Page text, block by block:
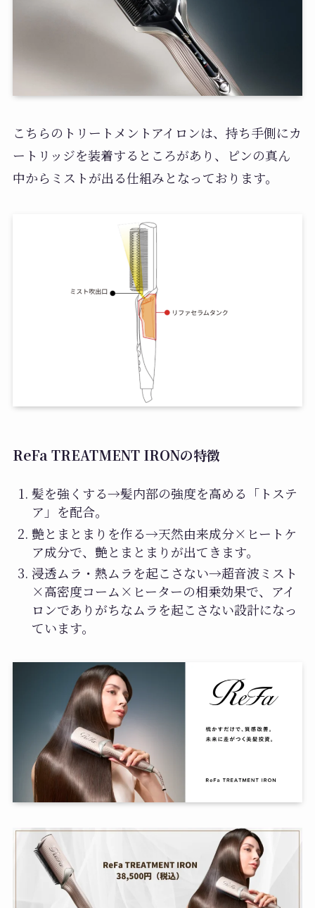
こちらのトリートメントアイロンは、持ち手側にカ
ートリッジを装着するところがあり、ピンの真ん
中からミストが出る仕組みとなっております。
ReFa TREATMENT IRONの特徴
髪を強くする→髪内部の強度を高める「トステ
ア」を配合。
艶とまとまりを作る→天然由来成分×ヒートケ
ア成分で、艶とまとまりが出てきます。
浸透ムラ・熱ムラを起こさない→超音波ミスト
×高密度コーム×ヒーターの相乗効果で、アイ
ロンでありがちなムラを起こさない設計になっ
ています。